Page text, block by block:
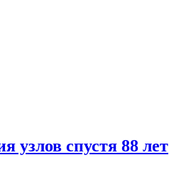
узлов спустя 88 лет